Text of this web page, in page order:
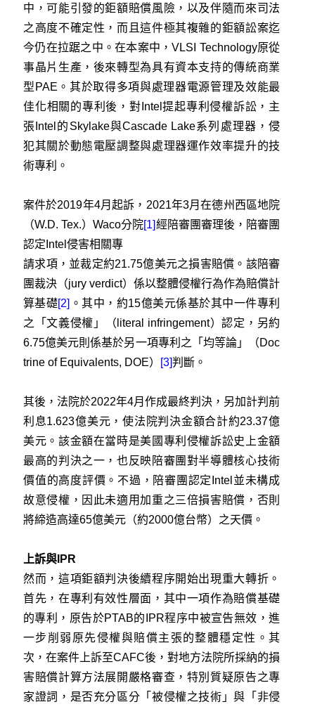
中，可能引發的鉅額賠償風險，以及伴隨而來司法
之高度不確定性，而且這件極其複雜的鉅額訟案迄
今仍在拉踞之中。在本案中，VLSI Technology原從
事晶片生產，後來轉型為具有資本支持的傳統商業
型PAE。其於取得多項與處理器電源管理及效能最
佳化相關的專利後，對Intel提起專利侵權訴訟，主
張Intel的Skylake與Cascade Lake系列處理器，侵
犯其關於動態電壓調整與處理器運作效率提升的技
術專利。
案件於2019年4月起訴，2021年3月在德州西區地院
（W.D. Tex.）Waco分院[1]經陪審團審理後，陪審團
認定Intel侵害相關專
請求項，並裁定約21.75億美元之損害賠償。該陪審
團裁決（jury verdict）係以整體侵權行為作為賠償計
算基礎[2] 。其中，約15億美元係基於其中一件專利
之「文義侵權」（literal infringement）認定，另約
6.75億美元則係基於另一項專利之「均等論」（Doc
trine of Equivalents, DOE）
[3]判斷。
其後，法院於2022年4月作成最終判決，另加計判前
利息1.623億美元，使法院判決金額合計約23.37億
美元。該金額在當時是美國專利侵權訴訟史上金額
最高的判決之一，也反映陪審團對半導體核心技術
價值的高度評價。不過，陪審團認定Intel並未構成
故意侵權，因此未適用加重之三倍損害賠償，否則
將締造高達65億美元（約2000億台幣）之天價。
上訴與IPR
然而，這項鉅額判決後續程序開始出現重大轉折。
首先，在專利有效性層面，其中一項作為賠償基礎
的專利，原告於PTAB的IPR程序中被宣告無效，進
一步削弱原先侵權與賠償主張的整體穩定性。其
次，在案件上訴至CAFC後，對地方法院所採納的損
害賠償計算方法展開嚴格審查，特別質疑原告之專
家證詞，是否充分區分「被侵權之技術」與「非侵